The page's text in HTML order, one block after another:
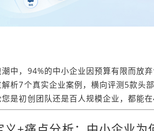
中，94%的中小企业因预算有限而放
析7个真实企业案例，横向评测5款头
是初创团队还是百人规模企业，都能